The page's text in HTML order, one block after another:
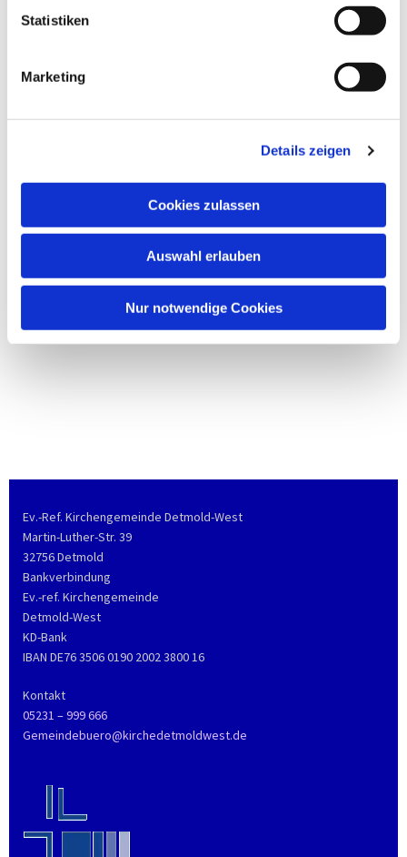
Statistiken
Marketing
Details zeigen
Cookies zulassen
Auswahl erlauben
Nur notwendige Cookies
Ev.-Ref. Kirchengemeinde Detmold-West
Martin-Luther-Str. 39
32756 Detmold
Bankverbindung
Ev.-ref. Kirchengemeinde
Detmold-West
KD-Bank
IBAN DE76 3506 0190 2002 3800 16
Kontakt
05231 – 999 666
Gemeindebuero@kirchedetmoldwest.de